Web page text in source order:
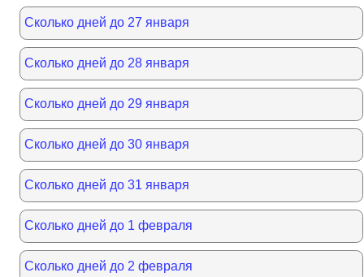
Сколько дней до 27 января
Сколько дней до 28 января
Сколько дней до 29 января
Сколько дней до 30 января
Сколько дней до 31 января
Сколько дней до 1 февраля
Сколько дней до 2 февраля